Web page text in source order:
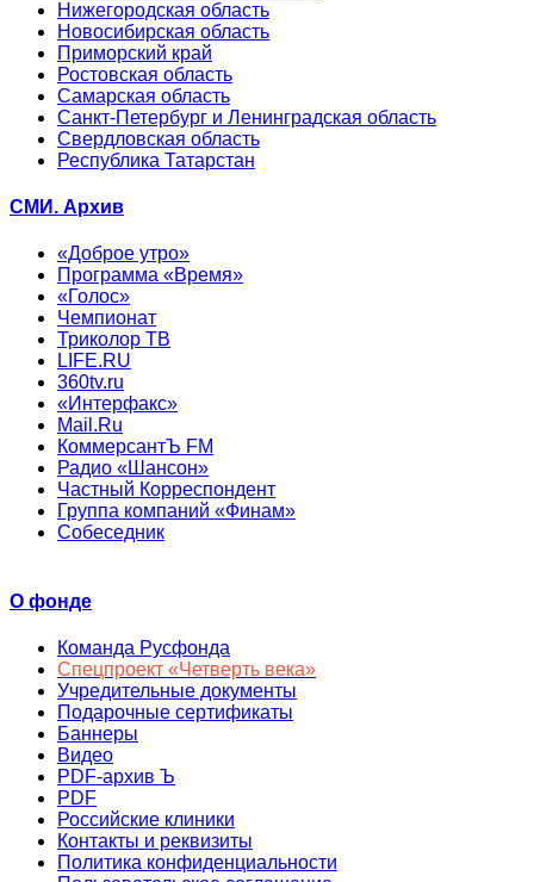
Нижегородская область
Новосибирская область
Приморский край
Ростовская область
Самарская область
Санкт-Петербург и Ленинградская область
Свердловская область
Республика Татарстан
СМИ. Архив
«Доброе утро»
Программа «Время»
«Голос»
Чемпионат
Триколор ТВ
LIFE.RU
360tv.ru
«Интерфакс»
Mail.Ru
КоммерсантЪ FM
Радио «Шансон»
Частный Корреспондент
Группа компаний «Финам»
Собеседник
О фонде
Команда Русфонда
Спецпроект «Четверть века»
Учредительные документы
Подарочные сертификаты
Баннеры
Видео
PDF-архив Ъ
PDF
Российские клиники
Контакты и реквизиты
Политика конфиденциальности